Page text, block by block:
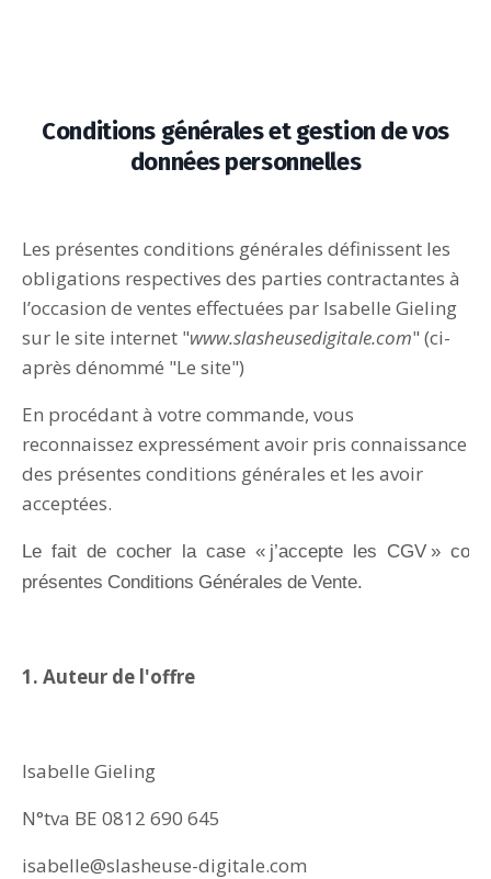
Conditions générales et gestion de vos
données personnelles
Les présentes conditions générales définissent les
obligations respectives des parties contractantes à
l’occasion de ventes effectuées par Isabelle Gieling
sur le site internet "www.slasheusedigitale.com" (ci-
après dénommé "Le site")
En procédant à votre commande, vous
reconnaissez expressément avoir pris connaissance
des présentes conditions générales et les avoir
acceptées.
Le fait de cocher la case « j’accepte les CGV »
présentes Conditions Générales de Vente.
1. Auteur de l'offre
Isabelle Gieling
N°tva BE 0812 690 645
isabelle@slasheuse-digitale.com